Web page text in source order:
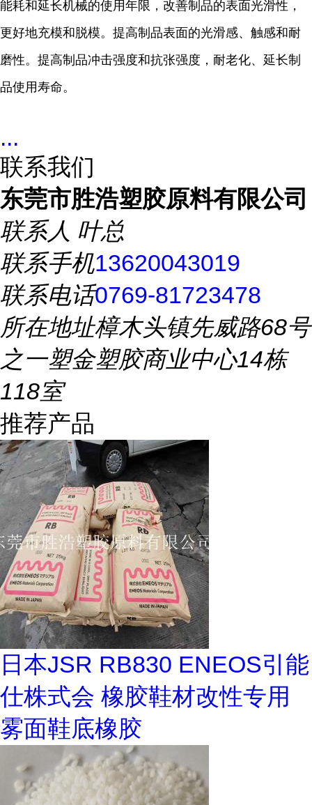
能耗和延长机械的使用年限，改善制品的表面光滑性，
更好地充模和脱模。提高制品表面的光滑感、触感和耐
磨性。提高制品冲击强度和抗张强度，耐老化、延长制
品使用寿命。
...
联系我们
东莞市胜浩塑胶原料有限公司
联系人 叶总
联系手机13620043019
联系电话0769-81723478
所在地址樟木头镇先威路68号
之一塑金塑胶商业中心14栋
118室
推荐产品
日本JSR RB830 ENEOS引能
仕株式会 橡胶鞋材改性专用
雾面鞋底橡胶